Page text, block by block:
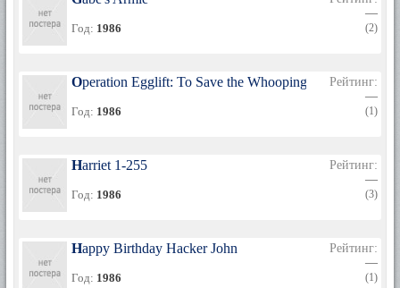
Год: 1986
—
(2)
Operation Egglift: To Save the Whooping Crane
Год: 1986
Рейтинг:
—
(1)
Harriet 1-255
Год: 1986
Рейтинг:
—
(3)
Happy Birthday Hacker John
Год: 1986
Рейтинг:
—
(1)